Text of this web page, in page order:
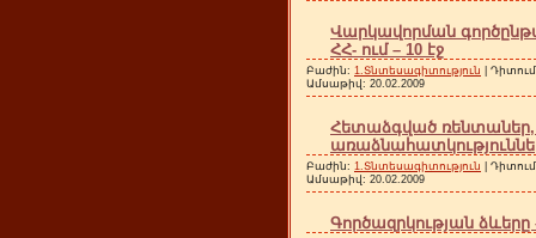
Վարկավորման
ՀՀ- ում – 10 էջ
Բաժին: 1.Տնտեսագիտություն |
Ամսաթիվ: 20.02.2009
Հետաձգված
Բաժին: 1.Տնտեսագիտություն |
Ամսաթիվ: 20.02.2009
Գործազրկության ձևերը